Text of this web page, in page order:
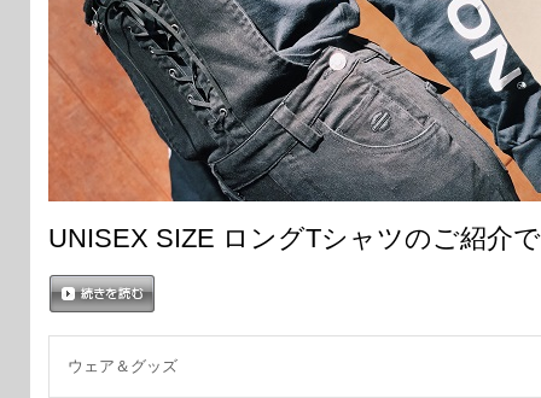
UNISEX SIZE ロングTシャツのご紹介
ウェア＆グッズ